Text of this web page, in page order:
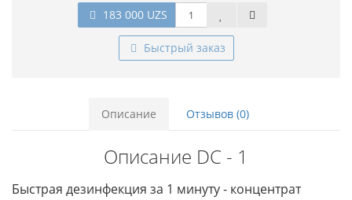
183 000 UZS
Быстрый заказ
Описание Отзывов (0)
Описание DC - 1
Быстрая дезинфекция за 1 минуту - концентрат